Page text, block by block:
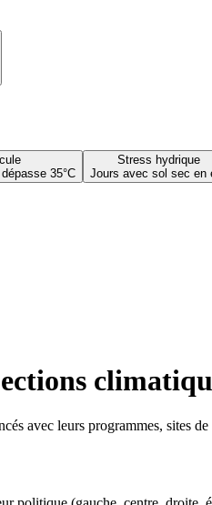
35°C
Stress hydrique
Jours avec sol sec en
avec leurs programmes, sites